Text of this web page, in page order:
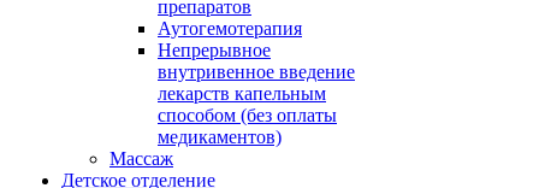
препаратов
Аутогемотерапия
Непрерывное
внутривенное введение
лекарств капельным
способом (без оплаты
медикаментов)
Массаж
Детское отделение